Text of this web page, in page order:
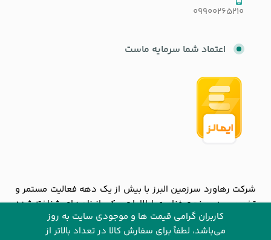
کاربران گرامی قیمت ها و موجودی سایت به روز
می‌باشد، لطفاً برای سفارش کالا در تعداد بالاتر از
09900265210
اعتماد شما سرمایه ماست
شرکت رهاورد سرزمین البرز با بیش از یک دهه فعالیت مستمر و
تخصصی در صنعت فناوری اطلاعات، یکی از نام‌های شناخته‌شده
و معتبر در بازار دیجیتال ایران به شمار می‌رود. این شرکت با
تمرکز بر ارائه محصولات باکیفیت و خدماتی قابل‌اعتماد، توانسته